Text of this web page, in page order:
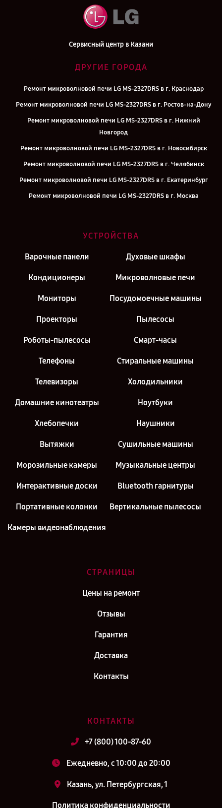
Сервисный центр в Казани
ДРУГИЕ ГОРОДА
Ремонт микроволновой печи LG MS-2327DRS в г. Краснодар
Ремонт микроволновой печи LG MS-2327DRS в г. Ростов-на-Дону
Ремонт микроволновой печи LG MS-2327DRS в г. Нижний
Новгород
Ремонт микроволновой печи LG MS-2327DRS в г. Новосибирск
Ремонт микроволновой печи LG MS-2327DRS в г. Челябинск
Ремонт микроволновой печи LG MS-2327DRS в г. Екатеринбург
Ремонт микроволновой печи LG MS-2327DRS в г. Москва
УСТРОЙСТВА
Варочные панели Духовые шкафы
Кондиционеры Микроволновые печи
Мониторы Посудомоечные машины
Проекторы Пылесосы
Роботы-пылесосы Смарт-часы
Телефоны Стиральные машины
Телевизоры Холодильники
Домашние кинотеатры Ноутбуки
Хлебопечки Наушники
Вытяжки Сушильные машины
Морозильные камеры Музыкальные центры
Интерактивные доски Bluetooth гарнитуры
Портативные колонки Вертикальные пылесосы
Камеры видеонаблюдения
СТРАНИЦЫ
Цены на ремонт
Отзывы
Гарантия
Доставка
Контакты
КОНТАКТЫ
+7 (800) 100-87-60
Ежедневно, с 10:00 до 20:00
Казань, ул. Петербургская, 1
Политика конфиденциальности